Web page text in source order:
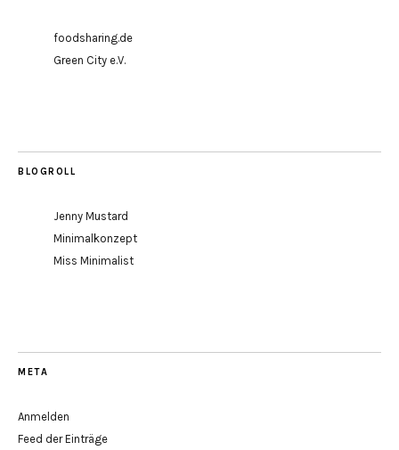
foodsharing.de
Green City e.V.
BLOGROLL
Jenny Mustard
Minimalkonzept
Miss Minimalist
META
Anmelden
Feed der Einträge